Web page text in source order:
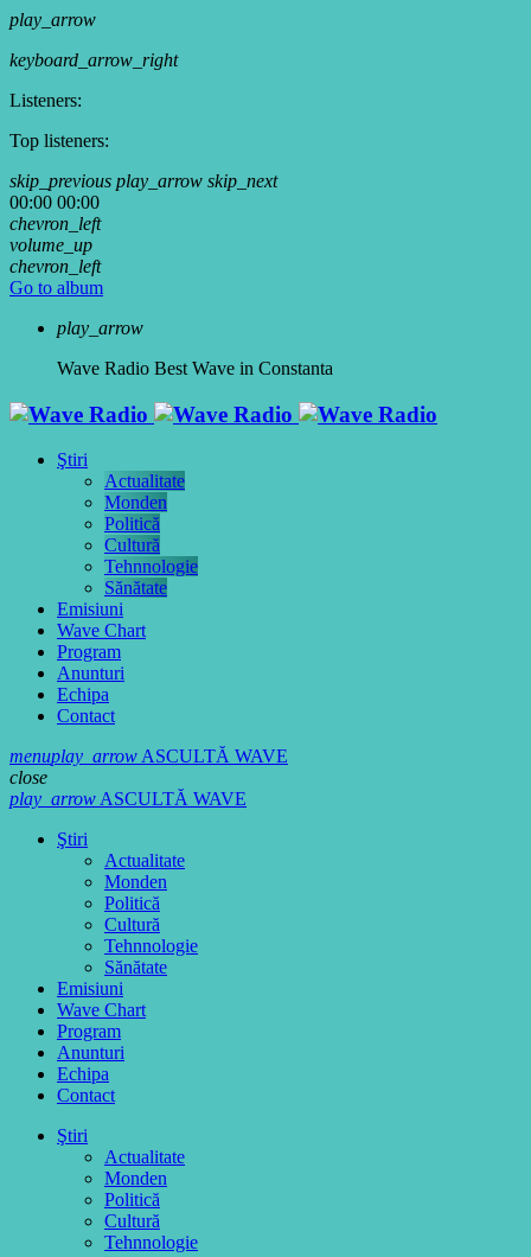
play_arrow
keyboard_arrow_right
Listeners:
Top listeners:
skip_previous play_arrow skip_next
00:00 00:00
chevron_left
volume_up
chevron_left
Go to album
play_arrow
Wave Radio Best Wave in Constanta
Ştiri
Actualitate
Monden
Politică
Cultură
Tehnnologie
Sănătate
Emisiuni
Wave Chart
Program
Anunturi
Echipa
Contact
menuplay_arrowASCULTĂ WAVE
close
play_arrowASCULTĂ WAVE
Ştiri
Actualitate
Monden
Politică
Cultură
Tehnnologie
Sănătate
Emisiuni
Wave Chart
Program
Anunturi
Echipa
Contact
Ştiri
Actualitate
Monden
Politică
Cultură
Tehnnologie